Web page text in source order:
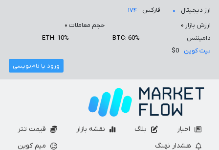
ارز دیجیتال ۰ فارکس
۱۷۴
ارزش بازار ۰ حجم معاملات ۰
دامیننس
BTC: 60%
ETH: 10%
بیت کوین
$0
ورود یا نام‌نویسی
اخبار بلاگ نقشه بازار
قیمت تتر
هشدار نهنگ
میم کوین